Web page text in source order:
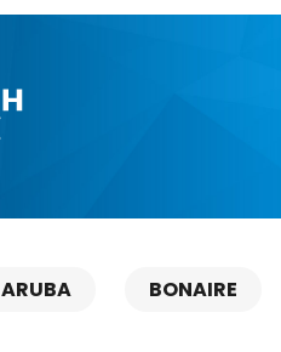
ARUBA BONAIRE